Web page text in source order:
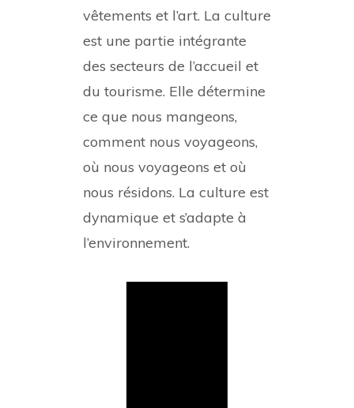
vêtements et l’art. La culture
est une partie intégrante
des secteurs de l’accueil et
du tourisme. Elle détermine
ce que nous mangeons,
comment nous voyageons,
où nous voyageons et où
nous résidons. La culture est
dynamique et s’adapte à
l’environnement.